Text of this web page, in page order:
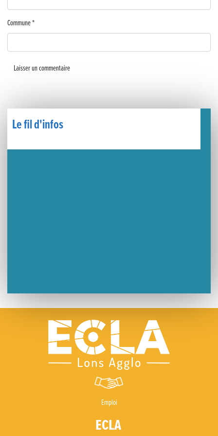
BOCA no BECO pour le lancement du Couleurs Jazz Festival !
Concours Hippique de Saut d’Obstacles
Le Carnavélo 2025 a illuminé Lons-le-Saunier !
Le fil d'infos
Commune*
Emploi